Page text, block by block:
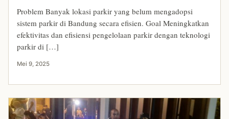
Problem Banyak lokasi parkir yang belum mengadopsi
sistem parkir di Bandung secara efisien. Goal Meningkatkan
efektivitas dan efisiensi pengelolaan parkir dengan teknologi
parkir di […]
Mei 9, 2025